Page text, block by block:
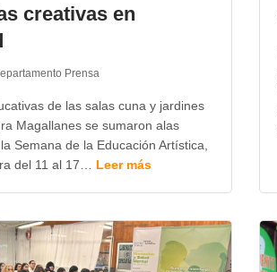
creativas en
Prensa
de las salas cuna y jardines
Magallanes se sumaron alas
Semana de la Educación Artística,
del 11 al 17… Leer más